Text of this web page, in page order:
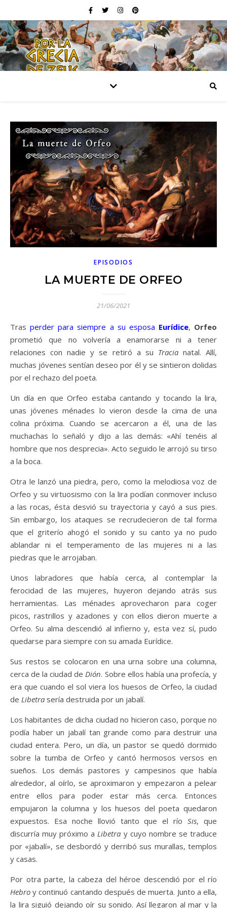
EPISODIOS
LA MUERTE DE ORFEO
21/06/2021
Trasperder para siempre a su esposa Eurídice, Orfeo
prometió que no volvería a enamorarse ni a tener
relaciones con nadie y se retiró a su Tracianatal. Allí,
muchas jóvenes sentían deseo por él y se sintieron dolidas
por el rechazo del poeta.
Un día en que Orfeo estaba cantando y tocando la lira,
unas jóvenes ménades lo vieron desde la cima de una
colina próxima. Cuando se acercaron a él, una de las
muchachas lo señaló y dijo a las demás: «Ahí tenéis al
hombre que nos desprecia». Acto seguido le arrojó su tirso
a la boca.
Otra le lanzó una piedra, pero, como la melodiosa voz de
Orfeo y su virtuosismo con la lira podían conmover incluso
a las rocas, ésta desvió su trayectoria y cayó a sus pies.
Sin embargo, los ataques se recrudecieron de tal forma
que el griterío ahogó el sonido y su canto ya no pudo
ablandar ni el temperamento de las mujeres ni a las
piedras que le arrojaban.
Unos labradores que había cerca, al contemplar la
ferocidad de las mujeres, huyeron dejando atrás sus
herramientas. Las ménades aprovecharon para coger
picos, rastrillos y azadones y con ellos dieron muerte a
Orfeo. Su alma descendió al infierno y, esta vez sí, pudo
quedarse para siempre con su amada Eurídice.
Sus restos se colocaron en una urna sobre una columna,
cerca de la ciudad deDión. Sobre ellos había una profecía, y
era que cuando el sol viera los huesos de Orfeo, la ciudad
de Libetra sería destruida por un jabalí.
Los habitantes de dicha ciudad no hicieron caso, porque no
podía haber un jabalí tan grande como para destruir una
ciudad entera. Pero, un día, un pastor se quedó dormido
sobre la tumba de Orfeo y cantó hermosos versos en
sueños. Los demás pastores y campesinos que había
alrededor, al oírlo, se aproximaron y empezaron a pelear
entre ellos para poder estar más cerca. Entonces
empujaron la columna y los huesos del poeta quedaron
expuestos. Esa noche llovió tanto que el ríoSis, que
discurría muy próximo aLibetra y cuyo nombre se traduce
por «jabalí», se desbordó y derribó sus murallas, templos
y casas.
Por otra parte, la cabeza del héroe descendió por el río
Hebro y continuó cantando después de muerta. Junto a ella,
la lira siguió dejando oír su sonido. Así llegaron al mar y la